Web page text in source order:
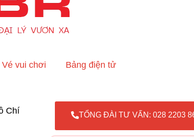
Vé vui chơi Bảng điện tử
Chí
TỔNG ĐÀI TƯ VẤN: 028 2203